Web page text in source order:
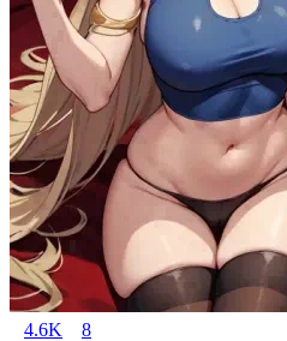
4.6K 8